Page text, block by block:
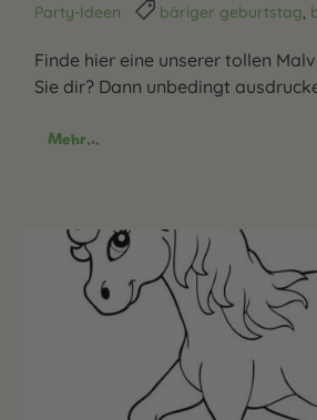
Party-Ideen
bäriger geburtstag,
Finde hier eine unserer tollen
Sie dir? Dann unbedingt
Mehr...